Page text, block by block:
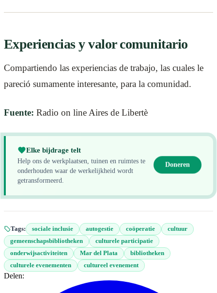
Experiencias y valor comunitario
Compartiendo las experiencias de trabajo, las cuales le
pareció sumamente interesante, para la comunidad.
Fuente: Radio on line Aires de Libertè
Elke bijdrage telt
Help ons de werkplaatsen, tuinen en ruimtes te
onderhouden waar de werkelijkheid wordt
getransformeerd.
Doneren
Tags: sociale inclusie autogestie coöperatie
cultuur
gemeenschapsbibliotheken
culturele participatie
onderwijsactiviteiten
Mar del Plata
bibliotheken
culturele evenementen
cultureel evenement
Delen: